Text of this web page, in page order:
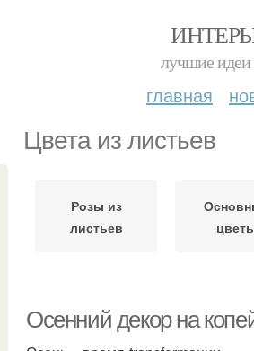
лучшие идеи
главная
Цвета из листьев
Розы из
листьев
Осенний декор на